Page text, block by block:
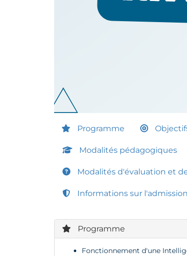
Programme
Modalités pédagogiques
Modalités d'évaluation et
Informations sur l'admission
Programme
Fonctionnement d'une